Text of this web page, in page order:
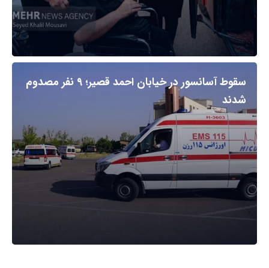
سقوط آسانسور در خیابان احمد قصیر؛ ۹ نفر مصدوم
شدند